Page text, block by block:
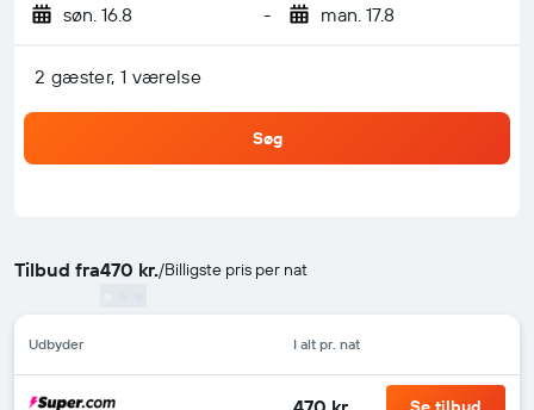
søn. 16.8 - man. 17.8
2 gæster, 1 værelse
Søg
Tilbud fra470 kr./Billigste pris per nat
Udbyder I alt pr. nat